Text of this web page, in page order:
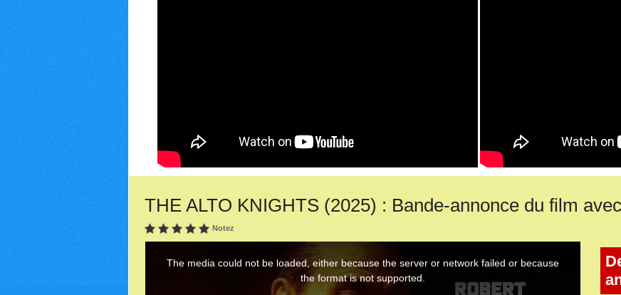
THE ALTO KNIGHTS (2025) : Bande-annonce du film
Notez